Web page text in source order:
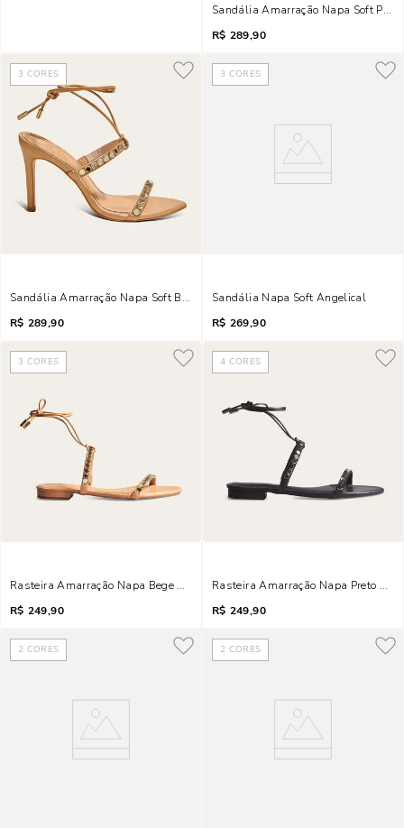
Sandália Amarração Napa Soft
R$ 289,90
3 CORES
Sandália Amarração Napa Soft Bege Brilho
R$ 289,90
3 CORES
Sandália Napa Soft Angelical
R$ 269,90
3 CORES
Rasteira Amarração Napa Bege Bico Folha Brilho
R$ 249,90
4 CORES
Rasteira Amarração Napa Preto
R$ 249,90
2 CORES 2 CORES